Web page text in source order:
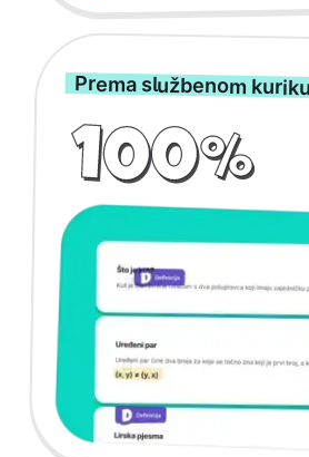
Prema službenom
100%